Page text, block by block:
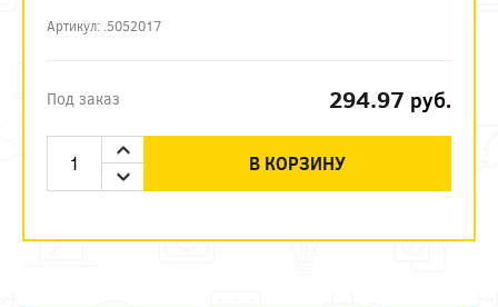
Артикул: .5052017
Под заказ 294.97 руб.
В КОРЗИНУ